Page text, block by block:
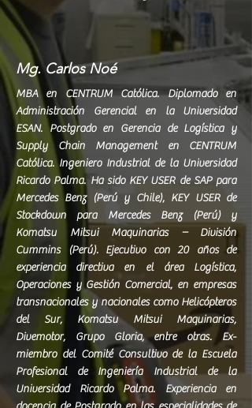
Mg. Carlos Noé
MBA en CENTRUM Católica. Diplomado en
Administración Gerencial en la Universidad
ESAN. Postgrado en Gerencia de Logística y
Supply Chain Management en CENTRUM
Católica. Ingeniero Industrial de la Universidad
Ricardo Palma. Ha sido KEY USER de SAP para
Mercedes Benz (Perú y Chile), KEY USER de
Stockdown para Mercedes Benz (Perú) y
Komatsu Mitsui Maquinarias – División
Cummins (Perú). Ejecutivo con 20 años de
experiencia directiva en el área Logística,
Operaciones y Gestión Comercial, en empresas
transnacionales y nacionales como Helicópteros
del Sur, Komatsu Mitsui Maquinarias,
Divemotor, Grupo Gloria, entre otras. Ex-
miembro del Comité Consultivo de la Escuela
Profesional de Ingeniería Industrial de la
Universidad Ricardo Palma. Experiencia en